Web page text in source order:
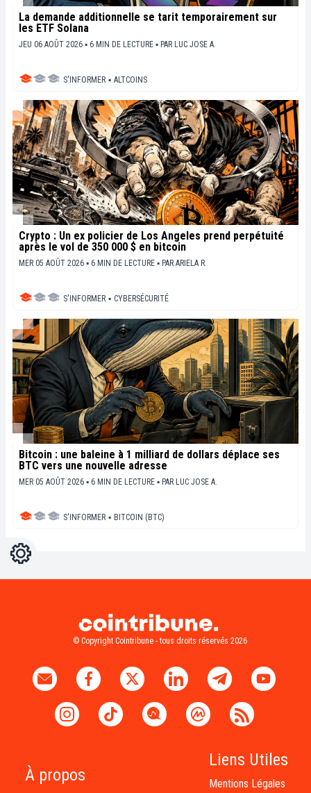
La demande additionnelle se tarit temporairement sur
les ETF Solana
JEU 06 AOÛT 2026 ▪ 6 MIN DE LECTURE ▪ PAR LUC JOSE A.
S'INFORMER ▪ ALTCOINS
Crypto : Un ex policier de Los Angeles prend perpétuité
après le vol de 350 000 $ en bitcoin
MER 05 AOÛT 2026 ▪ 6 MIN DE LECTURE ▪ PAR ARIELA R.
S'INFORMER ▪ CYBERSÉCURITÉ
Bitcoin : une baleine à 1 milliard de dollars déplace ses
BTC vers une nouvelle adresse
MER 05 AOÛT 2026 ▪ 6 MIN DE LECTURE ▪ PAR LUC JOSE A.
S'INFORMER ▪ BITCOIN (BTC)
Réglages
© Copyright Cointribune - tous droits réservés 2026
À propos
Liens Utiles
Mentions Légales